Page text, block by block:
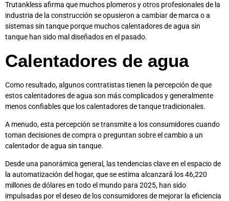
Trutankless afirma que muchos plomeros y otros profesionales de la
industria de la construcción se opusieron a cambiar de marca o a
sistemas sin tanque porque muchos calentadores de agua sin
tanque han sido mal diseñados en el pasado.
Calentadores de agua
Como resultado, algunos contratistas tienen la percepción de que
estos calentadores de agua son más complicados y generalmente
menos confiables que los calentadores de tanque tradicionales.
A menudo, esta percepción se transmite a los consumidores cuando
toman decisiones de compra o preguntan sobre el cambio a un
calentador de agua sin tanque.
Desde una panorámica general, las tendencias clave en el espacio de
la automatización del hogar, que se estima alcanzará los 46,220
millones de dólares en todo el mundo para 2025, han sido
impulsadas por el deseo de los consumidores de mejorar la eficiencia